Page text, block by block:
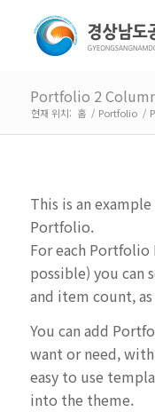
Portfolio 2
현재 위치: 홈 / Portfolio /
This is an
Portfolio.
For each Portfolio
possible) you can
and item count,
You can add
want or need,
easy to use
into the theme.